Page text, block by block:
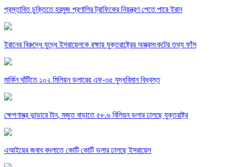
প্রস্তাবিত চুক্তিতে হরমুজ প্রণালির ট্রাফিকের নিয়ন্ত্রণ পেতে পারে ইরান
ইরানের বিরুদ্ধে যুদ্ধে ইসরায়েলকে রক্ষায় যুক্তরাষ্ট্রের অস্ত্রসংকটের তথ্য ফাঁস
মার্কিন ঘাঁটিতে ১০২ মিলিয়ন ডলারের এফ-৩৫ যুদ্ধবিমান বিধ্বস্ত
ক্ষেপণাস্ত্র ভান্ডারে টান, মজুত বাড়াতে ৫৮.৬ বিলিয়ন ডলার ঢালছে যুক্তরাষ্ট্র
এআইয়ের জবাব বদলাতে কোটি কোটি ডলার ঢালছে ইসরায়েল